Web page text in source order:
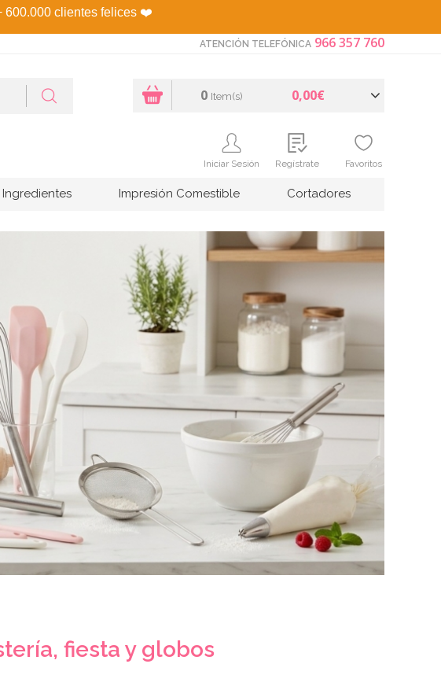
600.000 clientes felices ❤️
ATENCIÓN TELEFÓNICA 966 357 760
0 Item(s) 0,00€
Iniciar Sesión Regístrate Favoritos
Ingredientes Impresión Comestible Cortadores
fiesta y globos